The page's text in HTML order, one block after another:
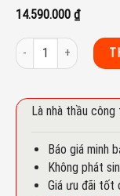
14.590.000 ₫
Bếp từ Elba Elio 71-
Là nhà thầu công
Báo giá minh
Không phát
Giá ưu đãi tốt